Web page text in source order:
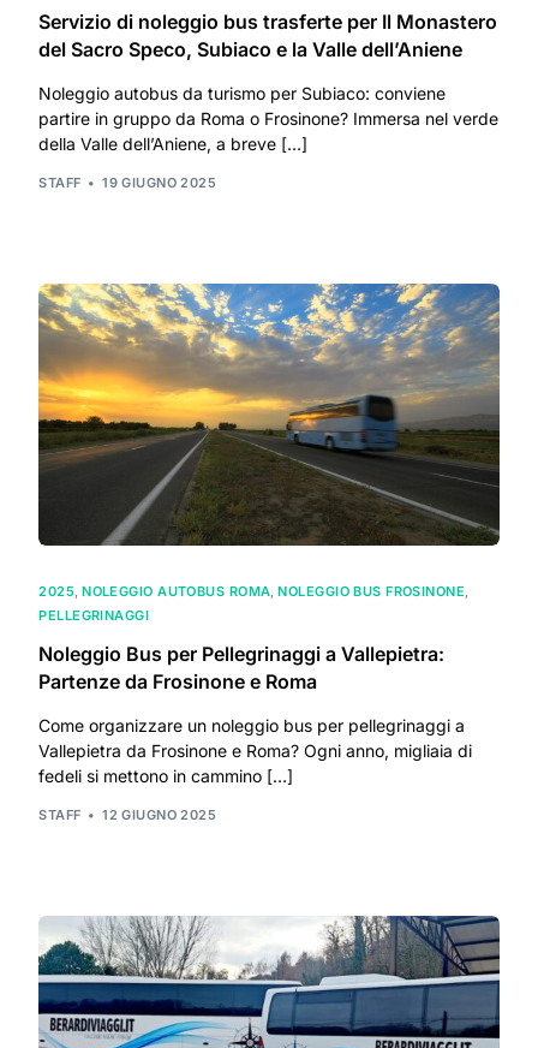
Servizio di noleggio bus trasferte per Il Monastero
del Sacro Speco, Subiaco e la Valle dell’Aniene
Noleggio autobus da turismo per Subiaco: conviene
partire in gruppo da Roma o Frosinone? Immersa nel verde
della Valle dell’Aniene, a breve […]
STAFF 19 GIUGNO 2025
2025,NOLEGGIO AUTOBUS ROMA,NOLEGGIO BUS FROSINONE,
PELLEGRINAGGI
Noleggio Bus per Pellegrinaggi a Vallepietra:
Partenze da Frosinone e Roma
Come organizzare un noleggio bus per pellegrinaggi a
Vallepietra da Frosinone e Roma? Ogni anno, migliaia di
fedeli si mettono in cammino […]
STAFF 12 GIUGNO 2025